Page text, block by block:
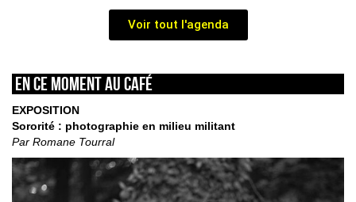
Voir tout l'agenda
En ce moment au café
EXPOSITION
Sororité : photographie en milieu militant
Par Romane Tourral